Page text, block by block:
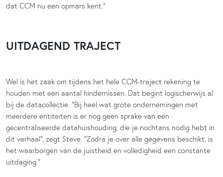
dat CCM nu een opmars kent.”
UITDAGEND TRAJECT
Wel is het zaak om tijdens het hele CCM-traject rekening te
houden met een aantal hindernissen. Dat begint logischerwijs al
bij de datacollectie. “Bij heel wat grote ondernemingen met
meerdere entiteiten is er nog geen sprake van een
gecentraliseerde datahuishouding, die je nochtans nodig hebt in
dit verhaal”, zegt Steve. “Zodra je over alle gegevens beschikt, is
het waarborgen van de juistheid en volledigheid een constante
uitdaging.”